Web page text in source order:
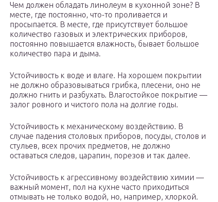
Чем должен обладать линолеум в кухонной зоне? В
месте, где постоянно, что-то проливается и
просыпается. В месте, где присутствует большое
количество газовых и электрических приборов,
постоянно повышается влажность, бывает большое
количество пара и дыма.
Устойчивость к воде и влаге. На хорошем покрытии
не должно образовываться грибка, плесени, оно не
должно гнить и разбухать. Влагостойкое покрытие —
залог ровного и чистого пола на долгие годы.
Устойчивость к механическому воздействию. В
случае падения столовых приборов, посуды, столов и
стульев, всех прочих предметов, не должно
оставаться следов, царапин, порезов и так далее.
Устойчивость к агрессивному воздействию химии —
важный момент, пол на кухне часто приходиться
отмывать не только водой, но, например, хлоркой.